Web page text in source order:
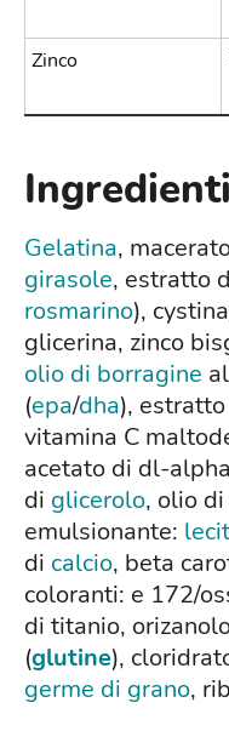
Zinco
Ingredienti
Gelatina,
girasole, estratto
rosmarino),
glicerina, zinco
olio di borragine
(epa/dha),
vitamina C
acetato di dl-
di glicerolo, olio
emulsionante:
di calcio, beta
coloranti: e 172/
di titanio,
(glutine),
germe di grano,